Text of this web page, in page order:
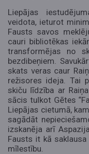
Liepājas
veidota, ieturot
Fausts savos
cauri bibliotēkas
transformējas no
bezdibeņiem.
skats veras caur
režisores ideja. Tai
skiču līdzība ar
sācis tulkot Gētes
Liepājas cietumā,
sagādāt
izskanēja arī
Fausts it kā
mīlestību.